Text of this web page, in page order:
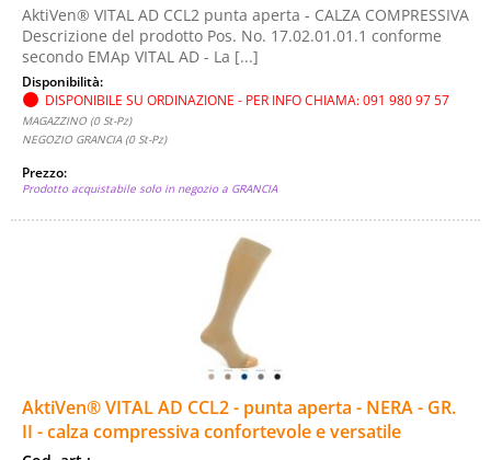
AktiVen® VITAL AD CCL2 punta aperta - CALZA COMPRESSIVA
Descrizione del prodotto Pos. No. 17.02.01.01.1 conforme
secondo EMAp VITAL AD - La [...]
Disponibilità:
DISPONIBILE SU ORDINAZIONE - PER INFO CHIAMA: 091 980 97 57
MAGAZZINO (0 St-Pz)
NEGOZIO GRANCIA (0 St-Pz)
Prezzo:
Prodotto acquistabile solo in negozio a GRANCIA
AktiVen® VITAL AD CCL2 - punta aperta - NERA - GR.
II - calza compressiva confortevole e versatile